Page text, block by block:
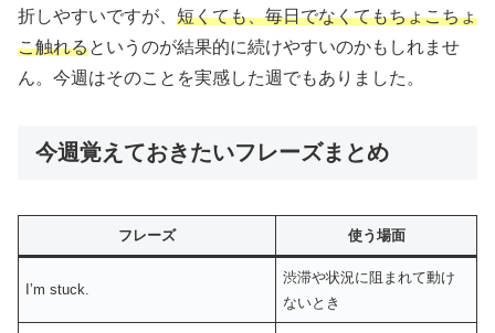
折しやすいですが、 短くても、毎日でなくてもちょこちょ
こ触れるというのが結果的に続けやすいのかもしれませ
ん。今週はそのことを実感した週でもありました。
今週覚えておきたいフレーズまとめ
フレーズ 使う場面
I’m stuck.
渋滞や状況に阻まれて動け
ないとき